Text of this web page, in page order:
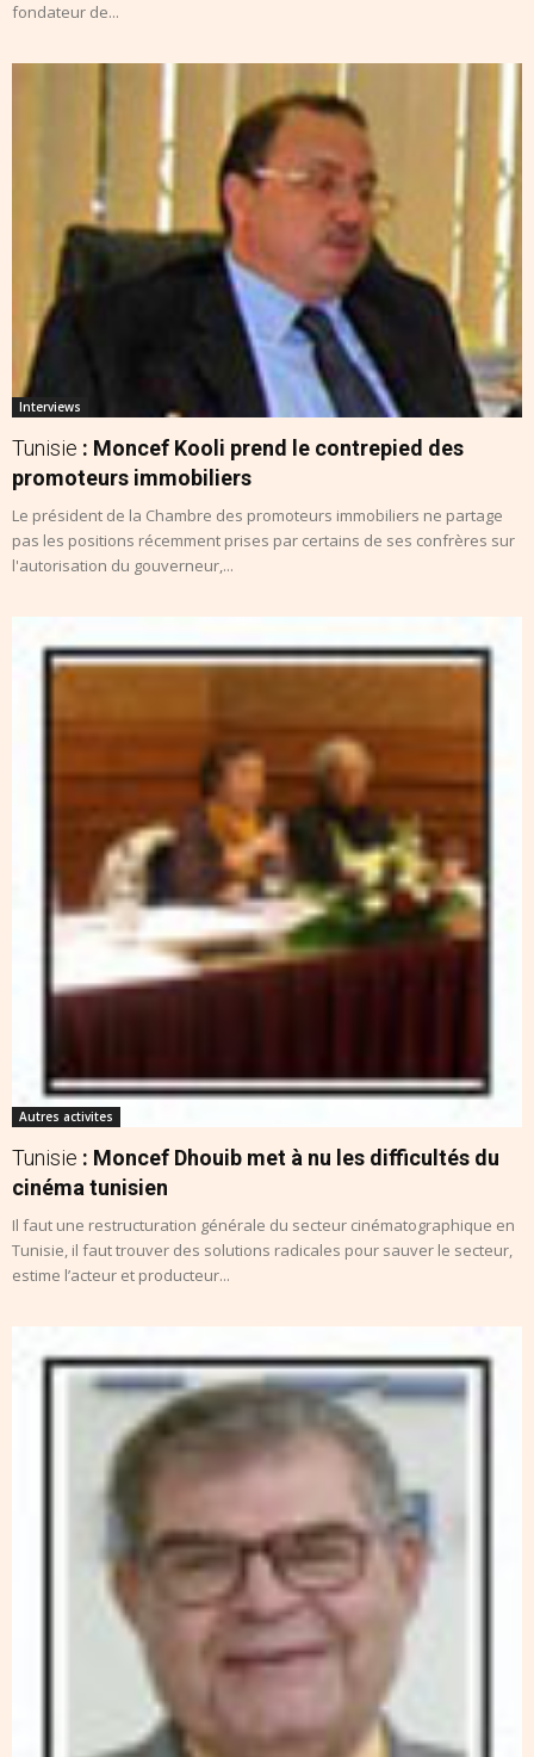
fondateur de...
Interviews
Tunisie : Moncef Kooli prend le contrepied des
promoteurs immobiliers
Le président de la Chambre des promoteurs immobiliers ne partage
pas les positions récemment prises par certains de ses confrères sur
l'autorisation du gouverneur,...
Autres activites
Tunisie : Moncef Dhouib met à nu les difficultés du
cinéma tunisien
Il faut une restructuration générale du secteur cinématographique en
Tunisie, il faut trouver des solutions radicales pour sauver le secteur,
estime l’acteur et producteur...